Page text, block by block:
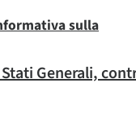
sulla
Generali,